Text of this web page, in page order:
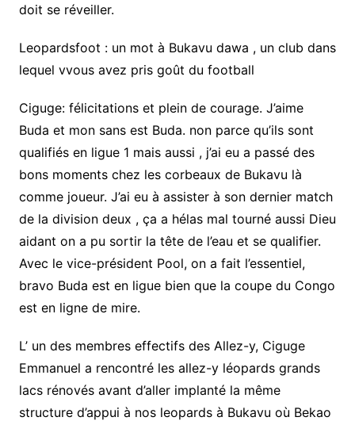
doit se réveiller.
Leopardsfoot : un mot à Bukavu dawa , un club dans
lequel vvous avez pris goût du football
Ciguge: félicitations et plein de courage. J’aime
Buda et mon sans est Buda. non parce qu’ils sont
qualifiés en ligue 1 mais aussi , j’ai eu a passé des
bons moments chez les corbeaux de Bukavu là
comme joueur. J’ai eu à assister à son dernier match
de la division deux , ça a hélas mal tourné aussi Dieu
aidant on a pu sortir la tête de l’eau et se qualifier.
Avec le vice-président Pool, on a fait l’essentiel,
bravo Buda est en ligue bien que la coupe du Congo
est en ligne de mire.
L’ un des membres effectifs des Allez-y, Ciguge
Emmanuel a rencontré les allez-y léopards grands
lacs rénovés avant d’aller implanté la même
structure d’appui à nos leopards à Bukavu où Bekao